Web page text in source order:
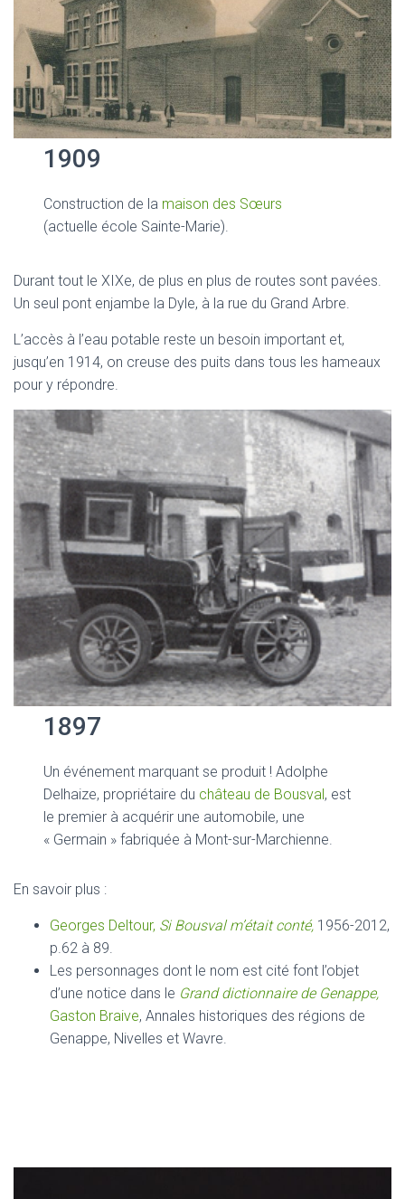
1909
Construction de la maison des Sœurs
(actuelle école Sainte-Marie).
Durant tout le XIXe, de plus en plus de routes sont pavées.
Un seul pont enjambe la Dyle, à la rue du Grand Arbre.
L’accès à l’eau potable reste un besoin important et,
jusqu’en 1914, on creuse des puits dans tous les hameaux
pour y répondre.
1897
Un événement marquant se produit ! Adolphe
Delhaize, propriétaire du château de Bousval, est
le premier à acquérir une automobile, une
« Germain » fabriquée à Mont-sur-Marchienne.
En savoir plus :
Georges Deltour, Si Bousval m’était conté, 1956-2012,
p.62 à 89.
Les personnages dont le nom est cité font l’objet
d’une notice dans le Grand dictionnaire de Genappe,
Gaston Braive, Annales historiques des régions de
Genappe, Nivelles et Wavre.